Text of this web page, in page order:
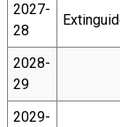
2027-
28
2028-
29
2029-